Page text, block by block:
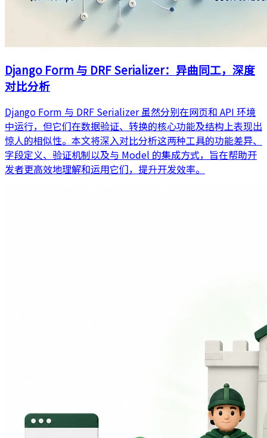
Django Form 与 DRF Serializer：异曲同工，深度
对比分析
Django Form 与 DRF Serializer 虽然分别在网页和 API 环境
中运行，但它们在数据验证、转换的核心功能及结构上表现出
惊人的相似性。本文将深入对比分析这两种工具的功能差异、
字段定义、验证机制以及与 Model 的集成方式，旨在帮助开
发者更高效地理解和运用它们，提升开发效率。